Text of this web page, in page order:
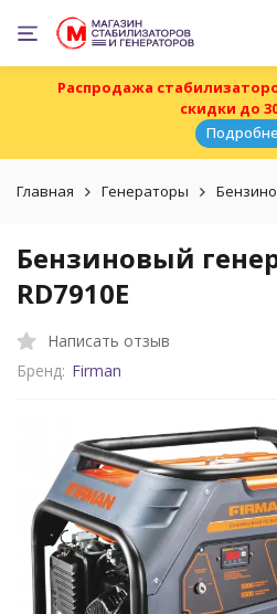
Распродажа
скидки до
Главная Генераторы
Бензиновый
RD7910E
Написать отзыв
Бренд: Firman